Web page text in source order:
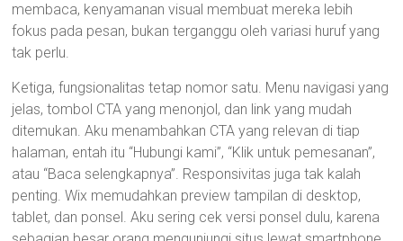
membaca, kenyamanan visual membuat mereka lebih
fokus pada pesan, bukan terganggu oleh variasi huruf yang
tak perlu.
Ketiga, fungsionalitas tetap nomor satu. Menu navigasi yang
jelas, tombol CTA yang menonjol, dan link yang mudah
ditemukan. Aku menambahkan CTA yang relevan di tiap
halaman, entah itu “Hubungi kami”, “Klik untuk pemesanan”,
atau “Baca selengkapnya”. Responsivitas juga tak kalah
penting. Wix memudahkan preview tampilan di desktop,
tablet, dan ponsel. Aku sering cek versi ponsel dulu, karena